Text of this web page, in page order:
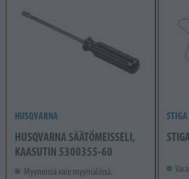
HUSQVARNA
HUSQVARNA SÄÄTÖMEISSELI,
KAASUTIN 5300355-60
Myynnissä vain myymälässä.
STIGA